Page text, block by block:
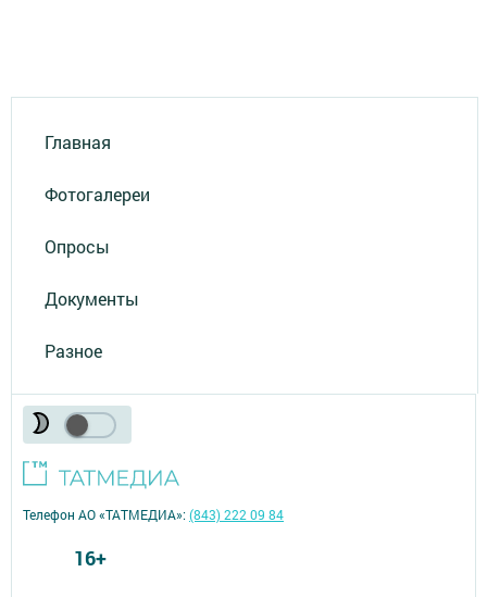
Главная
Фотогалереи
Опросы
Документы
Разное
Телефон АО «ТАТМЕДИА»:(843) 222 09 84
16+